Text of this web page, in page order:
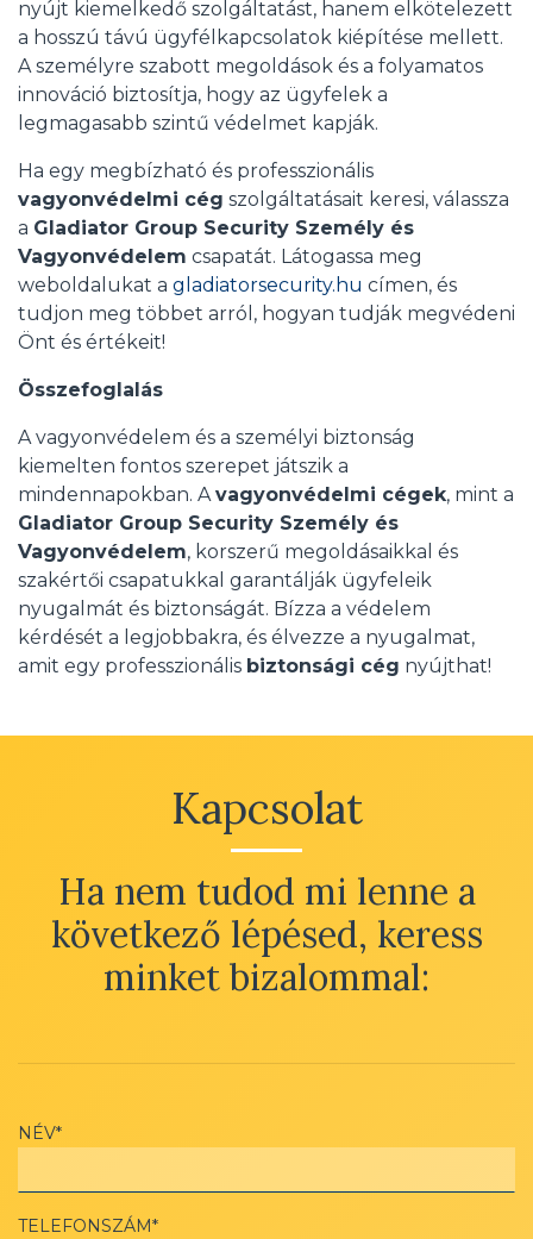
nyújt kiemelkedő szolgáltatást, hanem elkötelezett
a hosszú távú ügyfélkapcsolatok kiépítése mellett.
A személyre szabott megoldások és a folyamatos
innováció biztosítja, hogy az ügyfelek a
legmagasabb szintű védelmet kapják.
Ha egy megbízható és professzionális
vagyonvédelmi cég szolgáltatásait keresi, válassza
a Gladiator Group Security Személy és
Vagyonvédelem csapatát. Látogassa meg
weboldalukat a gladiatorsecurity.hu címen, és
tudjon meg többet arról, hogyan tudják megvédeni
Önt és értékeit!
Összefoglalás
A vagyonvédelem és a személyi biztonság
kiemelten fontos szerepet játszik a
mindennapokban. Avagyonvédelmi cégek, mint a
Gladiator Group Security Személy és
Vagyonvédelem, korszerű megoldásaikkal és
szakértői csapatukkal garantálják ügyfeleik
nyugalmát és biztonságát. Bízza a védelem
kérdését a legjobbakra, és élvezze a nyugalmat,
amit egy professzionális biztonsági cég nyújthat!
Kapcsolat
Ha nem tudod mi lenne a
következő lépésed, keress
minket bizalommal:
NÉV*
TELEFONSZÁM*